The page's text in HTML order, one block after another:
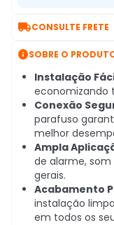
CONSULTE FRETE
SOBRE O
Instalação
economizando
Conexão
parafuso
melhor
Ampla
de alarme, som
gerais.
Acabamento
instalação
em todos os